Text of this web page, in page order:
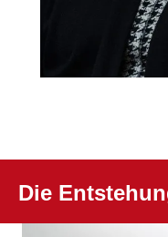
Die